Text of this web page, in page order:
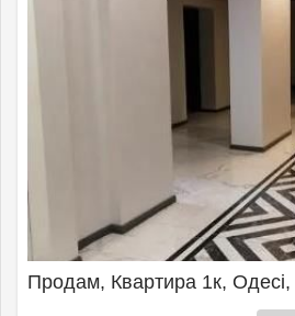
Продам, Квартира 1к,